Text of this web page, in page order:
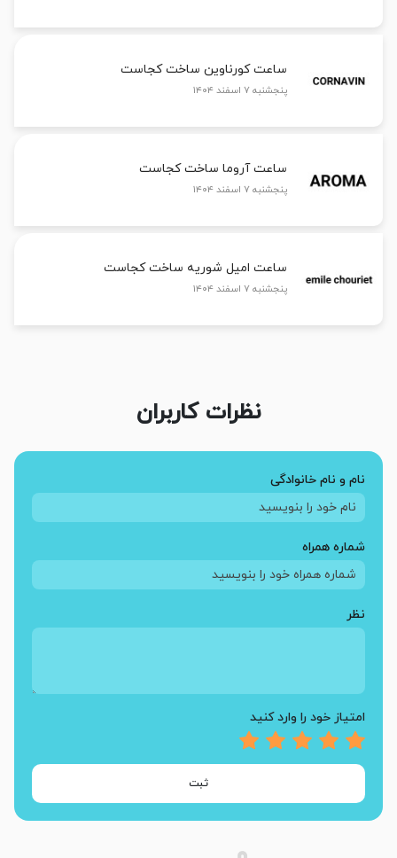
ساعت کورناوین ساخت کجاست
پنجشنبه ۷ اسفند ۱۴۰۴
ساعت آروما ساخت کجاست
پنجشنبه ۷ اسفند ۱۴۰۴
ساعت امیل شوریه ساخت کجاست
پنجشنبه ۷ اسفند ۱۴۰۴
نظرات کاربران
نام و نام خانوادگی
شماره همراه
نظر
امتیاز خود را وارد کنید
ثبت